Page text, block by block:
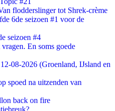
flodderslinger tot Shrek-crème
6de seizoen #1 voor de
seizoen #4
En soms goede
08-2026 (Groenland, IJsland en
spoed na uitzenden van
back on fire